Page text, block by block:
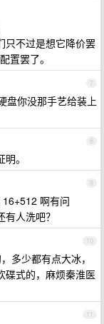
只不过是想它降价罢
置罢了。
7
盘你没那手艺给装上
8
。
9
啊有问
人洗吧？
10
多少都有点大冰，
碟式的，麻烦秦淮医
11